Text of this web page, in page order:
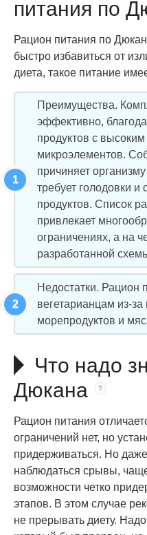
питания по
Рацион питания по
быстро избавиться от
диета, такое питание
Преимущества.
эффективно,
продуктов с
микроэлементов.
причиняет
требует голодовки и
продуктов. Список
привлекает
ограничениях, а на
разработанной
Недостатки. Рацион
вегетарианцам из-
морепродуктов и
Что надо
Дюкана
Рацион питания
ограничений нет, но
придерживаться. Но
наблюдаться срывы,
возможности четко
этапов. В этом случае
не прерывать диету.